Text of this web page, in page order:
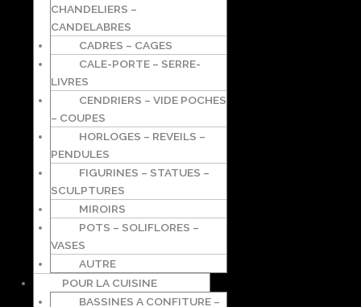
CHANDELIERS –
CANDELABRES
CADRES – CAGES
CALE-PORTE – SERRE-
LIVRES
CENDRIERS – VIDE POCHES
– COUPES
HORLOGES – REVEILS –
PENDULES
FIGURINES – STATUES –
SCULPTURES
MIROIRS
POTS – SOLIFLORES –
VASES
AUTRE
POUR LA CUISINE
BASSINES A CONFITURE –